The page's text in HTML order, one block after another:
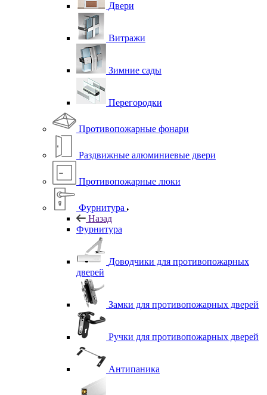
Двери
Витражи
Зимние сады
Перегородки
Противопожарные фонари
Раздвижные алюминиевые двери
Противопожарные люки
Фурнитура
Назад
Фурнитура
Доводчики для противопожарных
дверей
Замки для противопожарных дверей
Ручки для противопожарных дверей
Антипаника